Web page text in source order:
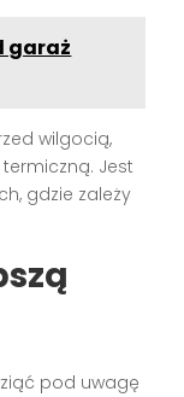
garaż
wilgocią,
Jest
gdzie zależy
pod uwagę